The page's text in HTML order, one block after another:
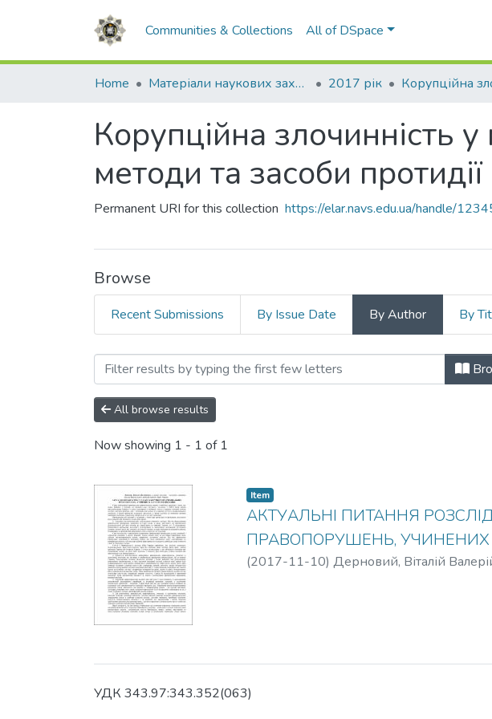
Communities & Collections All of DSpace
Home Матеріали наукових заходів 2017 рік
Корупційна злочинність
методи та засоби протидії
Permanent URI for this collection https://elar.navs.edu.ua/handle/
Browse
Recent Submissions By Issue Date By Author By
Browsing Корупційна злочинність у
All browse results
Now showing 1 - 1 of 1
Item
АКТУАЛЬНІ ПИТАННЯ
ПРАВОПОРУШЕНЬ, УЧИНЕНИХ
(2017-11-10) Дерновий, Віталій
УДК 343.97:343.352(063)